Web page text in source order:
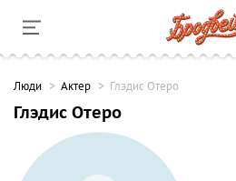
Люди Актер Глэдис Отеро
Глэдис Отеро